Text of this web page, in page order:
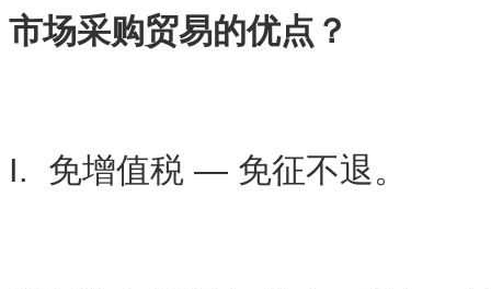
市场采购贸易的优点？
I. 免增值税 — 免征不退。